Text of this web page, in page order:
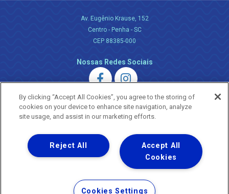
Av. Eugênio Krause, 152
Centro - Penha - SC
CEP 88385-000
Nossas Redes Sociais
Uma empresa
Copyright ® 2026 - Todos os Direitos Reservados.
Nossa natureza movimenta a vida
Política de Privacidade e Proteção de Dados
By clicking “Accept All Cookies”, you agree to the storing of
cookies on your device to enhance site navigation, analyze
site usage, and assist in our marketing efforts.
Accept All
Cookies
Reject All
Cookies Settings